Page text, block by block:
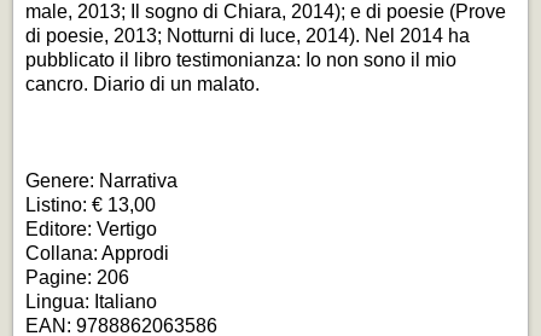
male, 2013; Il sogno di Chiara, 2014); e di poesie (Prove
di poesie, 2013; Notturni di luce, 2014). Nel 2014 ha
pubblicato il libro testimonianza: Io non sono il mio
cancro. Diario di un malato.
Genere: Narrativa
Listino: € 13,00
Editore: Vertigo
Collana: Approdi
Pagine: 206
Lingua: Italiano
EAN: 9788862063586